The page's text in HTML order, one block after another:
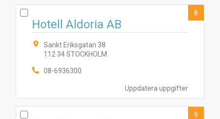
Uppdatera uppgifter
Hotell Aldoria AB
Sankt Eriksgatan 38
112 34 STOCKHOLM
08-6936300
8
9